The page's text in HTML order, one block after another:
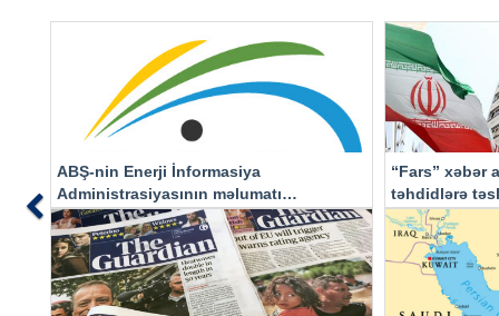
ABŞ-nin Enerji İnformasiya
Administrasiyasının məlumatı
əsasında…
“Fars” xəbər
təhdidlərə
Previous